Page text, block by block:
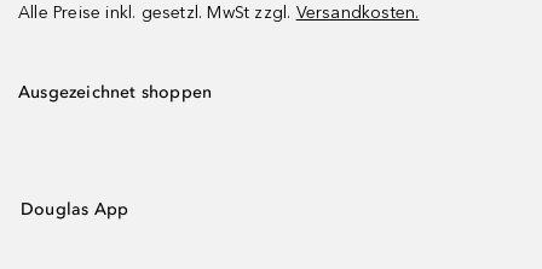
Alle Preise inkl. gesetzl. MwSt zzgl. Versandkosten.
Ausgezeichnet shoppen
Douglas App